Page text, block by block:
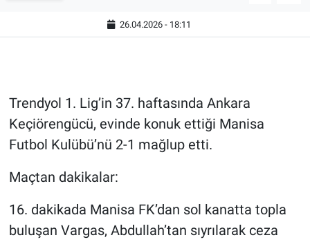
26.04.2026 - 18:11
Trendyol 1. Lig’in 37. haftasında Ankara
Keçiörengücü, evinde konuk ettiği Manisa
Futbol Kulübü’nü 2-1 mağlup etti.
Maçtan dakikalar:
16. dakikada Manisa FK’dan sol kanatta topla
buluşan Vargas, Abdullah’tan sıyrılarak ceza